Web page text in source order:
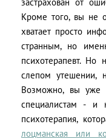
Кроме того, вы не
хватает просто
странным, но
психотерапевт.
слепом утешении,
Возможно, вы уже
специалистам - и
психотерапия,
лоцманская или